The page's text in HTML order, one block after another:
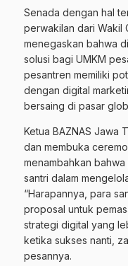
Senada dengan hal
perwakilan dari Wakil
menegaskan bahwa
solusi bagi UMKM
pesantren memiliki
dengan digital
bersaing di pasar
Ketua BAZNAS Jawa
dan membuka
menambahkan
santri dalam
“Harapannya, para
proposal untuk
strategi digital yang
ketika sukses nanti,
pesannya.